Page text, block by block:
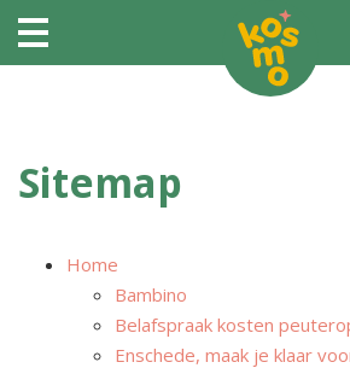
Sitemap
Home
Bambino
Belafspraak kosten
Enschede, maak je klaar